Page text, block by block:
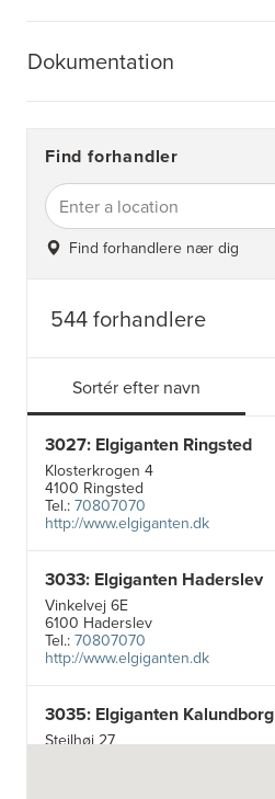
Dokumentation
Find forhandler
Find forhandlere nær dig
544 forhandlere
Sortér efter navn
3027: Elgiganten Ringsted
Klosterkrogen 4
4100 Ringsted
Tel.:70807070
http://www.elgiganten.dk
3033: Elgiganten Haderslev
Vinkelvej 6E
6100 Haderslev
Tel.:70807070
http://www.elgiganten.dk
3035: Elgiganten Kalundborg
Stejlhøj 27